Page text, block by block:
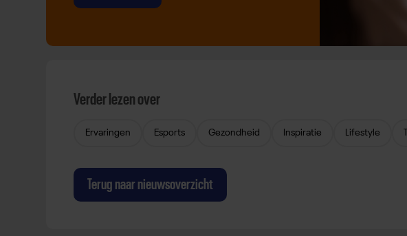
Verder lezen over
Ervaringen Esports Gezondheid Inspiratie Lifestyle
Terug naar nieuwsoverzicht